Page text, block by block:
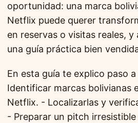
oportunidad: una marca
Netflix puede querer
en reservas o visitas reales,
una guía práctica bien
En esta guía te explico paso
Identificar marcas bolivianas
Netflix. - Localizarlas y
- Preparar un pitch